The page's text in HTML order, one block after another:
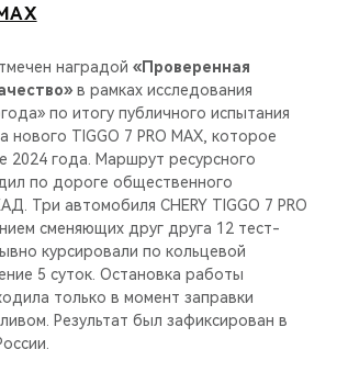
наградой «Проверенная
в рамках исследования
по итогу публичного испытания
нового TIGGO 7 PRO MAX, которое
2024 года. Маршрут ресурсного
по дороге общественного
Три автомобиля CHERY TIGGO 7 PRO
сменяющих друг друга 12 тест-
курсировали по кольцевой
5 суток. Остановка работы
только в момент заправки
Результат был зафиксирован в